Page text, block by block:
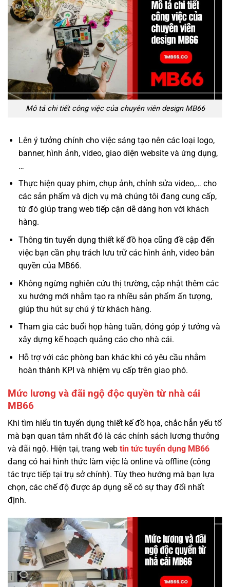
Mô tả chi tiết công việc của chuyên viên design MB66
Lên ý tưởng chính cho việc sáng tạo nên các loại logo,
banner, hình ảnh, video, giao diện website và ứng dụng,
…
Thực hiện quay phim, chụp ảnh, chỉnh sửa video,… cho
các sản phẩm và dịch vụ mà chúng tôi đang cung cấp,
từ đó giúp trang web tiếp cận dễ dàng hơn với khách
hàng.
Thông tin tuyển dụng thiết kế đồ họa cũng đề cập đến
việc bạn cần phụ trách lưu trữ các hình ảnh, video bản
quyền của MB66.
Không ngừng nghiên cứu thị trường, cập nhật thêm các
xu hướng mới nhằm tạo ra nhiều sản phẩm ấn tượng,
giúp thu hút sự chú ý từ khách hàng.
Tham gia các buổi họp hàng tuần, đóng góp ý tưởng và
xây dựng kế hoạch quảng cáo cho nhà cái.
Hỗ trợ với các phòng ban khác khi có yêu cầu nhằm
hoàn thành KPI và nhiệm vụ cấp trên giao phó.
Mức lương và đãi ngộ độc quyền từ nhà cái
MB66
Khi tìm hiểu tin tuyển dụng thiết kế đồ họa, chắc hẳn yếu tố
mà bạn quan tâm nhất đó là các chính sách lương thưởng
và đãi ngộ. Hiện tại, trang web tin tức tuyển dụng MB66
đang có hai hình thức làm việc là online và offline (công
tác trực tiếp tại trụ sở chính). Tùy theo hướng mà bạn lựa
chọn, các chế độ được áp dụng sẽ có sự thay đổi nhất
định.